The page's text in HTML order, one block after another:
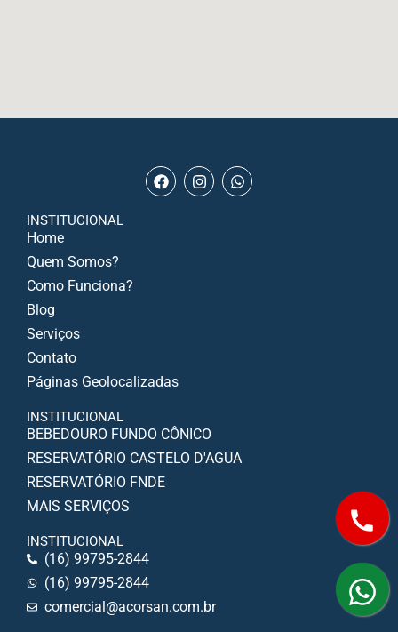
INSTITUCIONAL
Home
Quem Somos?
Como Funciona?
Blog
Serviços
Contato
Páginas Geolocalizadas
INSTITUCIONAL
BEBEDOURO FUNDO CÔNICO
RESERVATÓRIO CASTELO D'AGUA
RESERVATÓRIO FNDE
MAIS SERVIÇOS
INSTITUCIONAL
(16) 99795-2844
(16) 99795-2844
comercial@acorsan.com.br